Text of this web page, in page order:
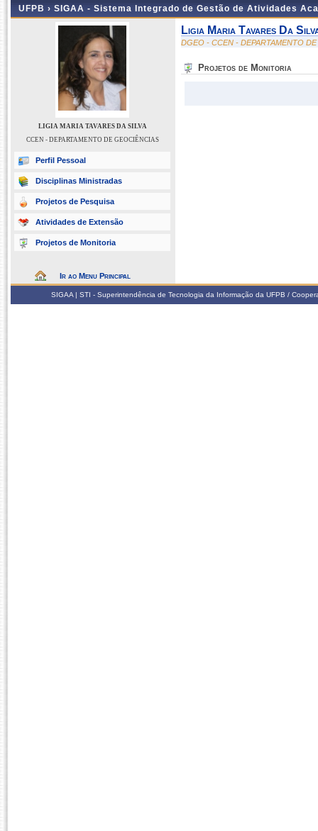
UFPB › SIGAA - Sistema Integrado de Gestão de Atividades
LIGIA MARIA TAVARES DA SILVA
CCEN - DEPARTAMENTO DE GEOCIÊNCIAS
Perfil Pessoal
Disciplinas Ministradas
Projetos de Pesquisa
Atividades de Extensão
Projetos de Monitoria
Ir ao Menu Principal
Ligia Maria Tavares Da
DGEO - CCEN - DEPARTAMENTO
Projetos de Monitoria
SIGAA | STI - Superintendência de Tecnologia da Informação da UFPB /